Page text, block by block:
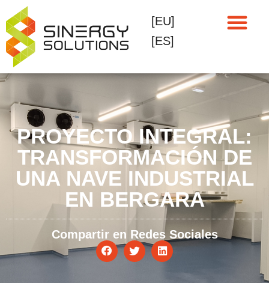
[EU]
[ES]
PROYECTO INTEGRAL:
TRANSFORMACIÓN DE
UNA NAVE INDUSTRIAL
EN BERGARA
Compartir en Redes Sociales